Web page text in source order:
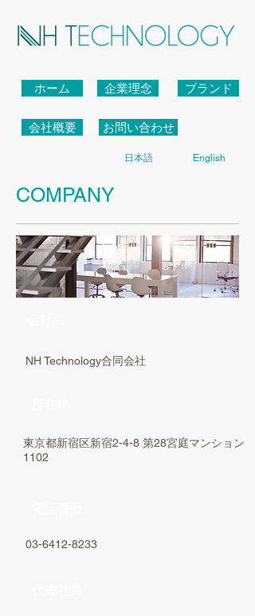
ホーム 企業理念 ブランド
会社概要 お問い合わせ
日本語 English
COMPANY
NH Technology合同会社
東京都新宿区新宿2-4-8 第28宮庭マンション
1102
03-6412-8233